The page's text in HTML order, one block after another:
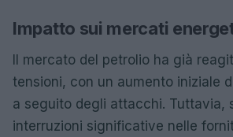
Impatto sui mercati
Il mercato del petrolio ha già
tensioni, con un aumento iniziale
a seguito degli attacchi. Tuttavia,
interruzioni significative nelle